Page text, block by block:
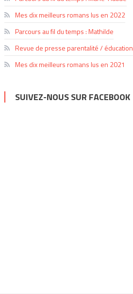
Mes dix meilleurs romans lus en 2022
Parcours au fil du temps : Mathilde
Revue de presse parentalité / éducation
Mes dix meilleurs romans lus en 2021
SUIVEZ-NOUS SUR FACEBOOK